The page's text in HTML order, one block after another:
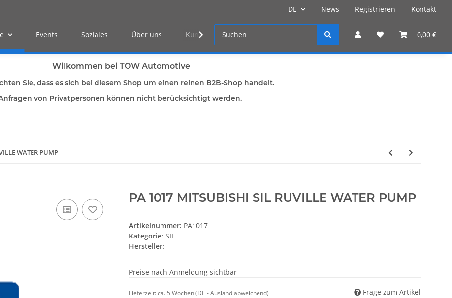
DE News Registrieren Kontakt
0,00 €
Events Soziales Über uns Kunden Log-in
Wilkommen bei TOW Automotive
Sie, dass es sich bei diesem Shop um einen reinen B2B-Shop handelt.
von Privatpersonen können nicht berücksichtigt werden.
WATER PUMP
PA 1017 MITSUBISHI SIL RUVILLE WATER PUMP
Artikelnummer: PA1017
Kategorie: SIL
Hersteller:
Preise nach Anmeldung sichtbar
Lieferzeit:ca. 5 Wochen(DE - Ausland abweichend) Frage zum Artikel